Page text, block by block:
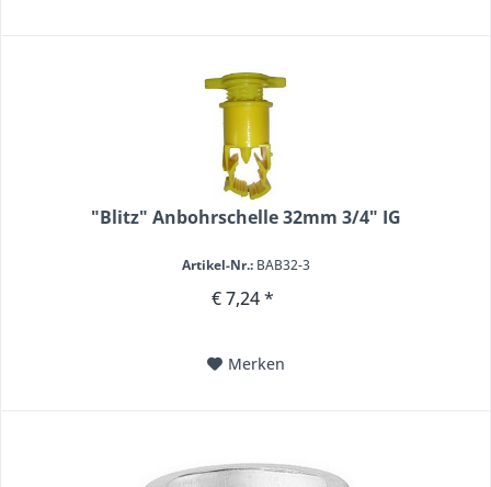
"Blitz" Anbohrschelle 32mm 3/4" IG
Artikel-Nr.:BAB32-3
€ 7,24 *
Merken